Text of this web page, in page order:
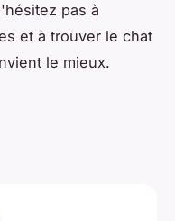
pas à
et à trouver le chat
le mieux.